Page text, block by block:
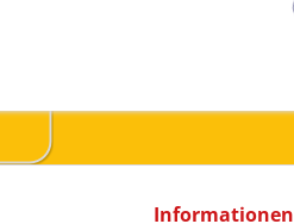
Informationen